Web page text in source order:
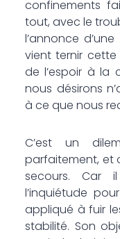
confinements
tout, avec le
l’annonce
vient ternir cette
de l’espoir à la
nous désirons
à ce que nous
C’est un
parfaitement, et
secours. Car
l’inquiétude
appliqué à fuir
stabilité. Son